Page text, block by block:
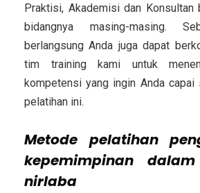
Praktisi, Akademisi dan Konsultan
bidangnya masing-masing.
berlangsung Anda juga dapat
tim training kami untuk
kompetensi yang ingin Anda capai
pelatihan ini.
Metode pelatihan
kepemimpinan
nirlaba